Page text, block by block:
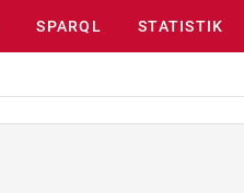
SPARQL STATISTIK